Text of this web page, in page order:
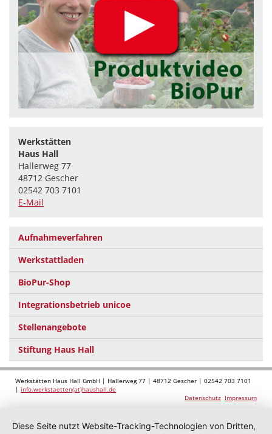
Werkstätten
Haus Hall
Hallerweg 77
48712 Gescher
02542 703 7101
E-Mail
Aufnahmeverfahren
Werkstattladen
BioPur-Shop
Integrationsbetrieb unicoe
Stellenangebote
Stiftung Haus Hall
Werkstätten Haus Hall GmbH | Hallerweg 77 | 48712 Gescher | 02542 703 7101
| info.werkstaetten(at)haushall.de
Datenschutz Impressum
Diese Seite nutzt Website-Tracking-Technologien von Dritten,